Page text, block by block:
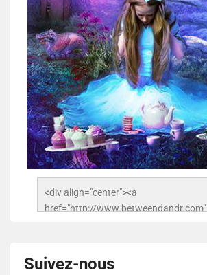
<div align="center"><a
href="http://www.betweendandr.com"
503716673157532-
alt="Between D&R"
Suivez-nous